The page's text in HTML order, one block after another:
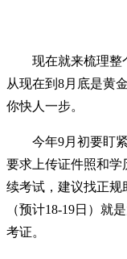
现在就来梳理整
从现在到8月底是黄
你快人一步。
今年9月初要盯
要求上传证件照和学
续考试，建议找正规
（预计18-19日）就
考证。